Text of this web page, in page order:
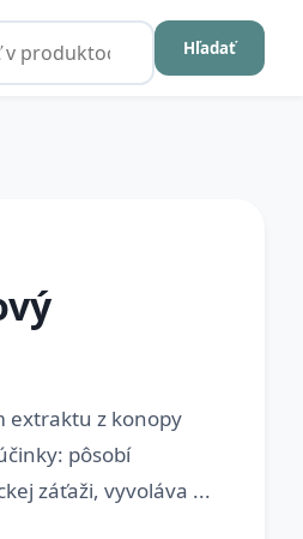
Hľadať
extraktu z konopy
pôsobí
záťaži, vyvoláva ...